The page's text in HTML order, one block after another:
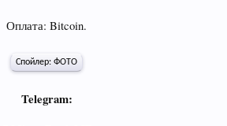
Оплата: Bitcoin.
Спойлер: ФОТО
Telegram: